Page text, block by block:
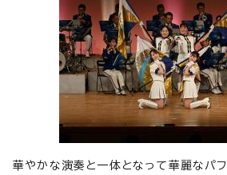
華やかな演奏と一体となって華麗なパ